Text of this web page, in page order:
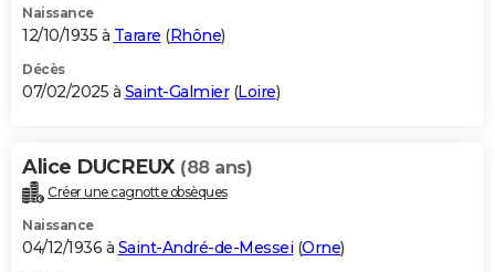
Naissance
12/10/1935 à Tarare (Rhône)
Décès
07/02/2025 à Saint-Galmier(Loire)
Alice DUCREUX (88 ans)
Créer une cagnotte obsèques
Naissance
04/12/1936 à Saint-André-de-Messei (Orne)